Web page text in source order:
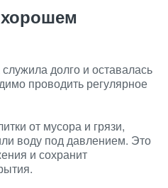
долго и оставалась
проводить регулярное
от мусора и грязи,
воду под давлением. Это
и сохранит